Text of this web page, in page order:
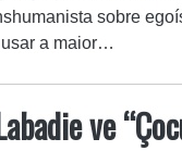
sobre
a maior…
ve